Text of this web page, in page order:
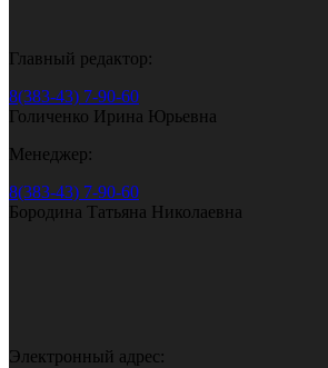
Главный редактор:
8(383-43) 7-90-60
Голиченко Ирина Юрьевна
Менеджер:
8(383-43) 7-90-60
Бородина Татьяна Николаевна
Электронный адрес: